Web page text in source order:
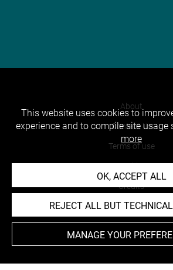
About
Contact Us
Terms of use
Cookies
Credits
Accessibility : non
This website uses cookies to
experience and to compile site usage
more
OK, ACCEPT ALL
REJECT ALL BUT
MANAGE YOUR